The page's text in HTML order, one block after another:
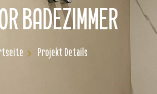
BADEZIMMER
Projekt Details